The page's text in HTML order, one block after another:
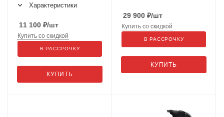
Характеристики
11 100 ₽/шт
КУПИТЬ
Купить со скидкой
В РАССРОЧКУ
29 900 ₽/шт
КУПИТЬ
Купить со скидкой
В РАССРОЧКУ